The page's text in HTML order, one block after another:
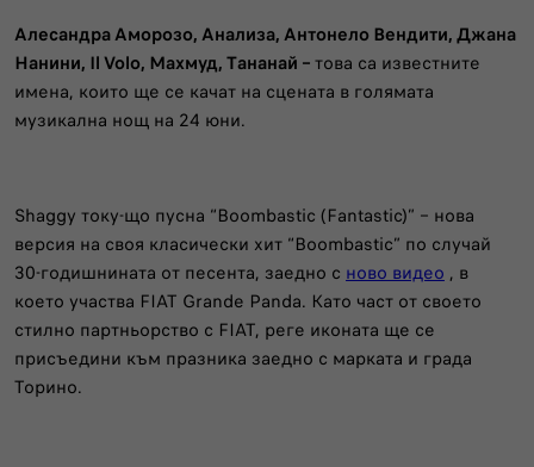
Алесандра Аморозо, Анализа, Антонело Вендити, Джана
Нанини, Il Volo, Махмуд, Тананай –това са известните
имена, които ще се качат на сцената в голямата
музикална нощ на 24 юни.
Shaggy току-що пусна “Boombastic (Fantastic)” – нова
версия на своя класически хит “Boombastic” по случай
30-годишнината от песента, заедно с ново видеo , в
което участва FIAT Grande Panda. Като част от своето
стилно партньорство с FIAT, реге иконата ще се
присъедини към празника заедно с марката и града
Торино.